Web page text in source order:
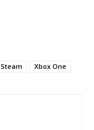
Steam
Xbox One